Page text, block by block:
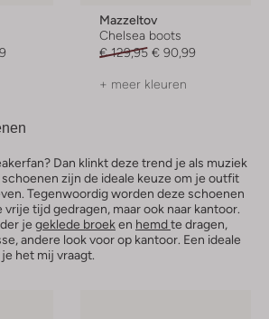
Mazzeltov
Chelsea boots
€ 129,95 € 90,99
+ meer kleuren
Dan klinkt deze trend je als muziek
zijn de ideale keuze om je outfit
Tegenwoordig worden deze schoenen
vrije tijd gedragen, maar ook naar kantoor.
je geklede broek en hemdte dragen,
andere look voor op kantoor. Een ideale
het mij vraagt.